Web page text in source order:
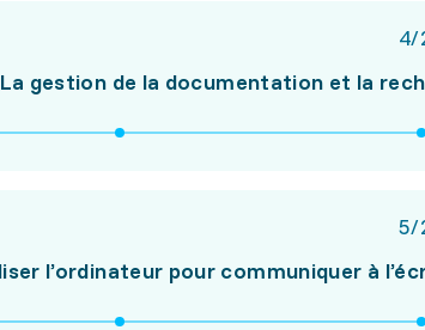
4/
La gestion de la documentation et la
5/
l’ordinateur pour communiquer à